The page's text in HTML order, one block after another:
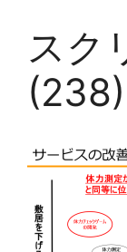
スク
(238)